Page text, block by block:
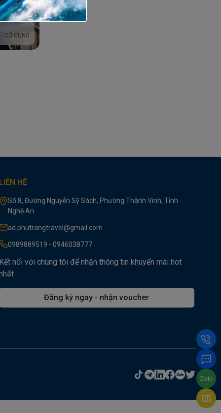
hệ
CỐ CUNG
LIÊN HỆ
Số 8, Đường Nguyễn Sỹ Sách, Phường Thành Vinh, Tỉnh
Nghệ An
ad.phutrangtravel@gmail.com
0989889519 - 0946038777
Kết nối với chúng tôi để nhận thông tin khuyến mãi hot
Đăng ký ngay - nhận voucher